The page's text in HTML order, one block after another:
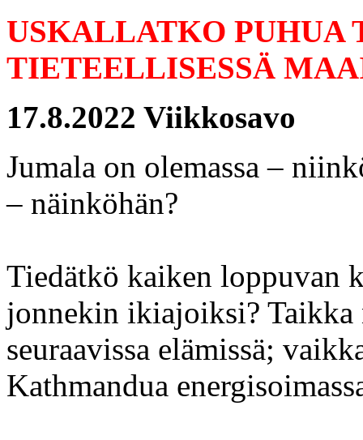
USKALLATKO PUHUA
TIETEELLISESSÄ
17.8.2022 Viikkosavo
Jumala on olemassa –
– näinköhän?
Tiedätkö kaiken loppuvan
jonnekin ikiajoiksi? Taikka
seuraavissa elämissä;
Kathmandua